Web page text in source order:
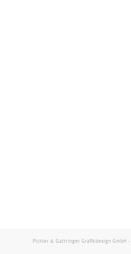
Pichler & Gattringer Grafikdesign GmbH -